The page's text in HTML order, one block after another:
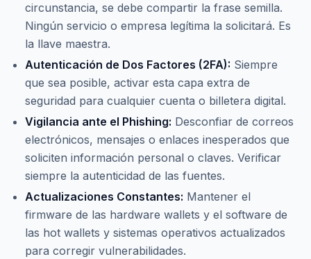
circunstancia, se debe compartir la frase semilla.
Ningún servicio o empresa legítima la solicitará. Es
la llave maestra.
Autenticación de Dos Factores (2FA): Siempre
que sea posible, activar esta capa extra de
seguridad para cualquier cuenta o billetera digital.
Vigilancia ante el Phishing: Desconfiar de correos
electrónicos, mensajes o enlaces inesperados que
soliciten información personal o claves. Verificar
siempre la autenticidad de las fuentes.
Actualizaciones Constantes: Mantener el
firmware de las hardware wallets y el software de
las hot wallets y sistemas operativos actualizados
para corregir vulnerabilidades.